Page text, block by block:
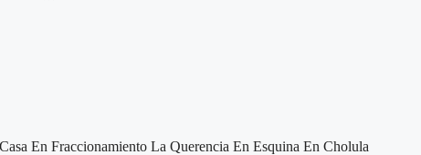
En Fraccionamiento La Querencia En Esquina En Cholula